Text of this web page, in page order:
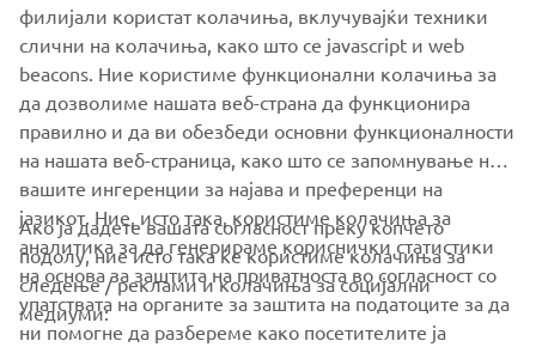
1
QUARKEN OFFICIAL WEBSITE
CORPORATE
филијали користат колачиња, вклучувајќи техники
слични на колачиња, како што се javascript и web
beacons. Ние користиме функционални колачиња за
да дозволиме нашата веб-страна да функционира
правилно и да ви обезбеди основни функционалности
на нашата веб-страница, како што се запомнување на
вашите ингеренции за најава и преференци на
јазикот. Ние, исто така, користиме колачиња за
аналитика за да генерираме кориснички статистики
на основа за заштита на приватноста во согласност со
упатствата на органите за заштита на податоците за да
ни помогне да разбереме како посетителите ја
Ако ја дадете вашата согласност преку копчето
подолу, ние исто така ќе користиме колачиња за
следење / реклами и колачиња за социјални
медиуми: